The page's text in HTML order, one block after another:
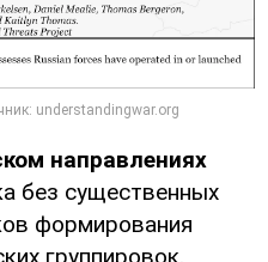
направлениях
без существенных
формирования
группировок.